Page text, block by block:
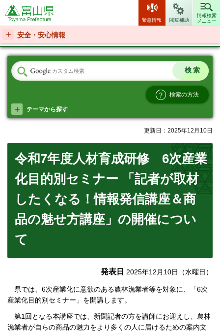
富山県
緊急情報 閲覧補助
情報検索
メニュー
安全・安心情報
検索の方法
テーマから探す
更新日：2025年12月10日
令和7年度人材育成研修 6次産業
化目的別セミナー 「記者が取材
したくなる！情報発信講座＆商
品の魅せ方講座」の開催につい
て
発表日 2025年12月10日（水曜日）
県では、6次産業化に意欲のある農林漁業者等を対象に、「6次
産業化目的別セミナー」を開講します。
第1回となる本講座では、新聞記者の方を講師にお迎えし、農林
漁業者が自らの商品の魅力をより多くの人に届けるための案内文